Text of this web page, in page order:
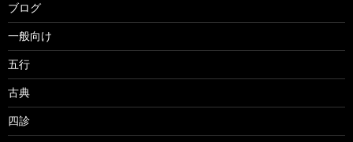
ブログ
一般向け
五行
古典
四診